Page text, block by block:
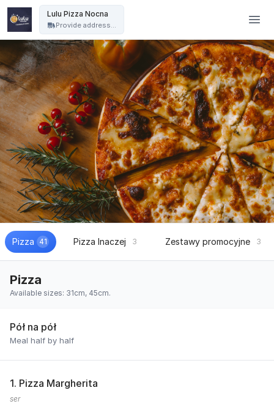
Lulu Pizza Nocna
Provide address...
Pizza 41 Pizza Inaczej 3 Zestawy promocyjne 3
Pizza
Available sizes: 31cm, 45cm.
Pół na pół
Meal half by half
1. Pizza Margherita
ser